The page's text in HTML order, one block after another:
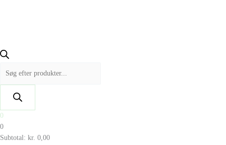
0
0
Subtotal: kr. 0,00